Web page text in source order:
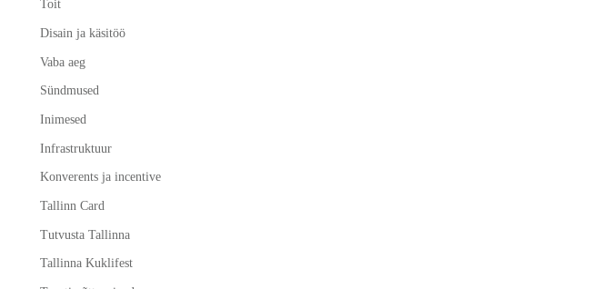
Toit
Disain ja käsitöö
Vaba aeg
Sündmused
Inimesed
Infrastruktuur
Konverents ja incentive
Tallinn Card
Tutvusta Tallinna
Tallinna Kuklifest